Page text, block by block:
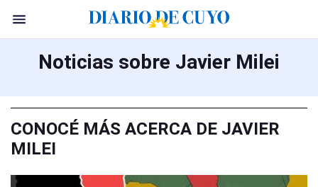
Noticias sobre Javier Milei
CONOCÉ MÁS ACERCA DE JAVIER
MILEI